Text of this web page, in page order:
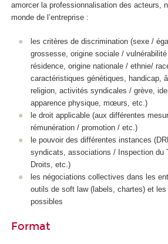
amorcer la professionnalisation des acteurs,
monde de l’entreprise :
les critères de discrimination (sexe /
grossesse, origine sociale /
résidence, origine nationale / ethnie/
caractéristiques génétiques, handicap,
religion, activités syndicales / grève,
apparence physique, mœurs, etc.)
le droit applicable (aux différentes
rémunération / promotion / etc.)
le pouvoir des différentes instances
syndicats, associations / Inspection du
Droits, etc.)
les négociations collectives dans les
outils de soft law (labels, chartes) et
possibles
Format